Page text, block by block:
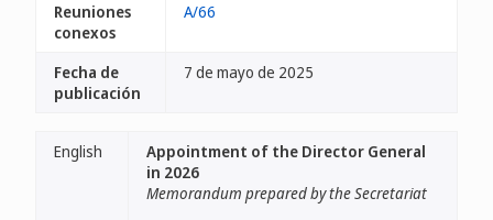
Reuniones
conexos
A/66
Fecha de
publicación
7 de mayo de 2025
English
Appointment of the Director General
in 2026
Memorandum prepared by the Secretariat